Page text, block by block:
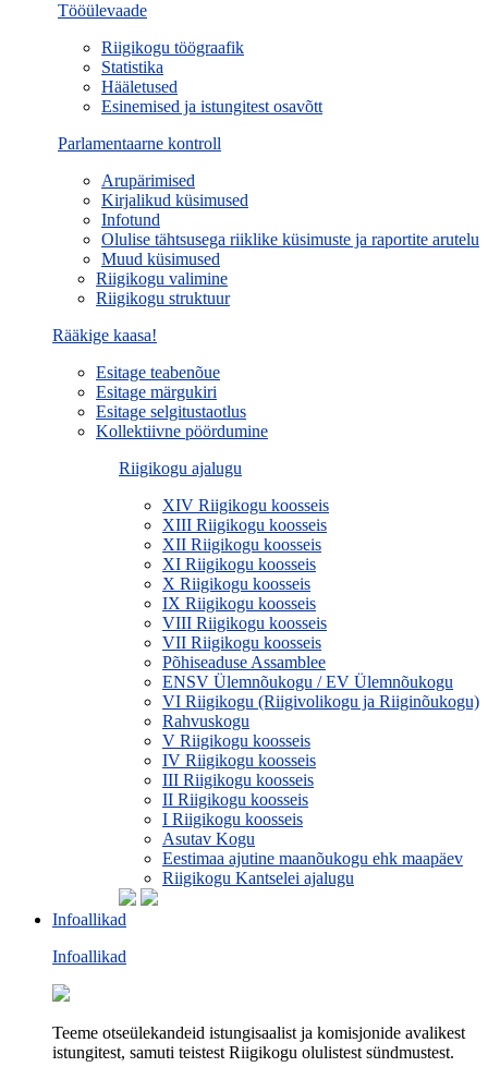
Tööülevaade
Riigikogu töögraafik
Statistika
Hääletused
Esinemised ja istungitest osavõtt
Parlamentaarne kontroll
Arupärimised
Kirjalikud küsimused
Infotund
Olulise tähtsusega riiklike küsimuste ja raportite arutelu
Muud küsimused
Riigikogu valimine
Riigikogu struktuur
Rääkige kaasa!
Esitage teabenõue
Esitage märgukiri
Esitage selgitustaotlus
Kollektiivne pöördumine
Riigikogu ajalugu
XIV Riigikogu koosseis
XIII Riigikogu koosseis
XII Riigikogu koosseis
XI Riigikogu koosseis
X Riigikogu koosseis
IX Riigikogu koosseis
VIII Riigikogu koosseis
VII Riigikogu koosseis
Põhiseaduse Assamblee
ENSV Ülemnõukogu / EV Ülemnõukogu
VI Riigikogu (Riigivolikogu ja Riiginõukogu)
Rahvuskogu
V Riigikogu koosseis
IV Riigikogu koosseis
III Riigikogu koosseis
II Riigikogu koosseis
I Riigikogu koosseis
Asutav Kogu
Eestimaa ajutine maanõukogu ehk maapäev
Riigikogu Kantselei ajalugu
Infoallikad
Infoallikad
Teeme otseülekandeid istungisaalist ja komisjonide avalikest
istungitest, samuti teistest Riigikogu olulistest sündmustest.